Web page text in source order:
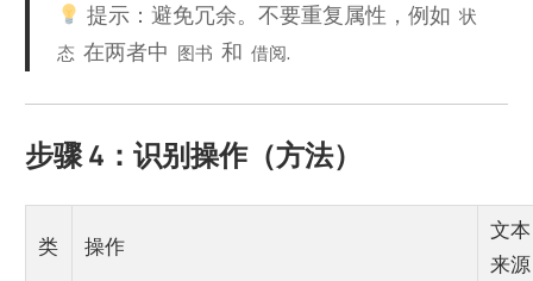
提示：避免冗余。不要重复属性，例如状
态 在两者中 图书 和 借阅.
步骤 4：识别操作（方法）
类 操作
文本
来源